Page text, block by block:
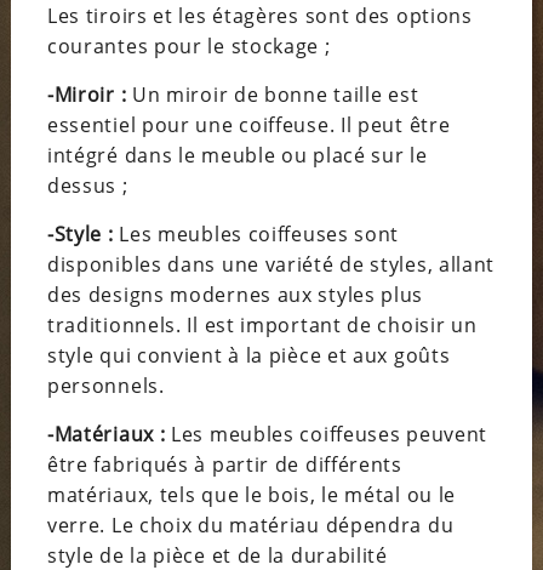
Les tiroirs et les étagères sont des options
courantes pour le stockage ;
-Miroir : Un miroir de bonne taille est
essentiel pour une coiffeuse. Il peut être
intégré dans le meuble ou placé sur le
dessus ;
-Style : Les meubles coiffeuses sont
disponibles dans une variété de styles, allant
des designs modernes aux styles plus
traditionnels. Il est important de choisir un
style qui convient à la pièce et aux goûts
personnels.
-Matériaux : Les meubles coiffeuses peuvent
être fabriqués à partir de différents
matériaux, tels que le bois, le métal ou le
verre. Le choix du matériau dépendra du
style de la pièce et de la durabilité